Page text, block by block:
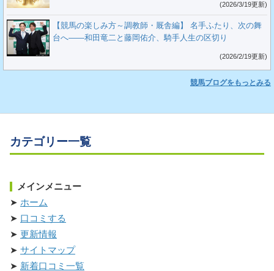
(2026/3/19更新)
【競馬の楽しみ方～調教師・厩舎編】 名手ふたり、次の舞
台へ――和田竜二と藤岡佑介、騎手人生の区切り
(2026/2/19更新)
競馬ブログをもっとみる
カテゴリー一覧
メインメニュー
ホーム
口コミする
更新情報
サイトマップ
新着口コミ一覧